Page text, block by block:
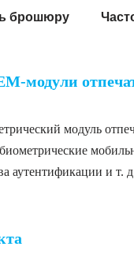
брошюру
модули
модуль
аутентификации и т.